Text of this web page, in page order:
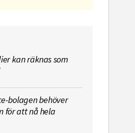
kan räknas som
bolagen behöver
för att nå hela